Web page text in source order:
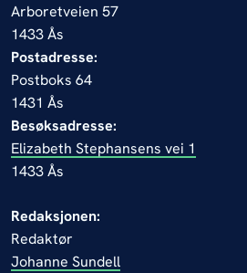
Arboretveien 57
1433 Ås
Postadresse:
Postboks 64
1431 Ås
Besøksadresse:
Elizabeth Stephansens vei 1
1433 Ås
Redaksjonen:
Redaktør
Johanne Sundell